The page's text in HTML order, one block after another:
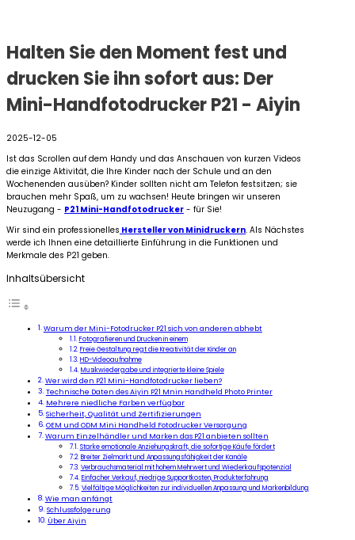
Halten Sie den Moment fest und
drucken Sie ihn sofort aus: Der
Mini-Handfotodrucker P21 - Aiyin
2025-12-05
Ist das Scrollen auf dem Handy und das Anschauen von kurzen Videos
die einzige Aktivität, die Ihre Kinder nach der Schule und an den
Wochenenden ausüben? Kinder sollten nicht am Telefon festsitzen; sie
brauchen mehr Spaß, um zu wachsen! Heute bringen wir unseren
Neuzugang - P21 Mini-Handfotodrucker - für Sie!
Wir sind ein professionelles Hersteller von Minidruckern. Als Nächstes
werde ich Ihnen eine detaillierte Einführung in die Funktionen und
Merkmale des P21 geben.
Inhaltsübersicht
Warum der Mini-Fotodrucker P21 sich von anderen abhebt
Fotografieren und Drucken in einem
Freie Gestaltung regt die Kreativität der Kinder an
HD-Videoaufnahme
Musikwiedergabe und integrierte kleine Spiele
Wer wird den P21 Mini-Handfotodrucker lieben?
Technische Daten des Aiyin P21 Mnin Handheld Photo Printer
Mehrere niedliche Farben verfügbar
Sicherheit, Qualität und Zertifizierungen
OEM und ODM Mini Handheld Fotodrucker Versorgung
Warum Einzelhändler und Marken das P21 anbieten sollten
Starke emotionale Anziehungskraft, die sofortige Käufe fördert
Breiter Zielmarkt und Anpassungsfähigkeit der Kanäle
Verbrauchsmaterial mit hohem Mehrwert und Wiederkaufspotenzial
Einfacher Verkauf, niedrige Supportkosten, Produkterfahrung
Vielfältige Möglichkeiten zur individuellen Anpassung und Markenbildung
Wie man anfängt
Schlussfolgerung
Über Aiyin